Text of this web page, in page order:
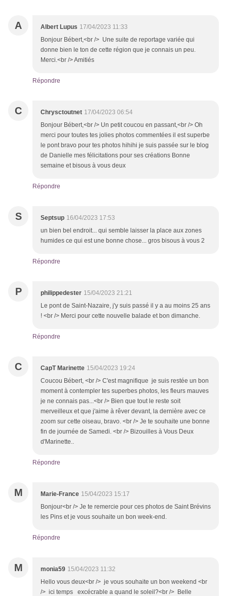
A Albert Lupus 17/04/2023 11:33
Bonjour Bébert,<br /> Une suite de reportage variée qui
donne bien le ton de cette région que je connais un peu.
Merci.<br /> Amitiés
Répondre
C Chrysctoutnet 17/04/2023 06:54
Bonjour Bébert,<br /> Un petit coucou en passant,<br /> Oh
merci pour toutes tes jolies photos commentées il est superbe
le pont bravo pour tes photos hihihi je suis passée sur le blog
de Danielle mes félicitations pour ses créations Bonne
semaine et bisous à vous deux
Répondre
S Septsup 16/04/2023 17:53
un bien bel endroit... qui semble laisser la place aux zones
humides ce qui est une bonne chose... gros bisous à vous 2
Répondre
P philippedester 15/04/2023 21:21
Le pont de Saint-Nazaire, j'y suis passé il y a au moins 25 ans
! <br /> Merci pour cette nouvelle balade et bon dimanche.
Répondre
C CapT Marinette 15/04/2023 19:24
Coucou Bébert, <br /> C'est magnifique je suis restée un bon
moment à contempler tes superbes photos, les fleurs mauves
je ne connais pas...<br /> Bien que tout le reste soit
merveilleux et que j'aime à rêver devant, la dernière avec ce
zoom sur cette oiseau, bravo. <br /> Je te souhaite une bonne
fin de journée de Samedi. <br /> Bizouilles à Vous Deux
d'Marinette..
Répondre
M Marie-France 15/04/2023 15:17
Bonjour<br /> Je te remercie pour ces photos de Saint Brévins
les Pins et je vous souhaite un bon week-end.
Répondre
M monia59 15/04/2023 11:32
Hello vous deux<br /> je vous souhaite un bon weekend <br
/> ici temps excécrable a quand le soleil?<br /> Belle